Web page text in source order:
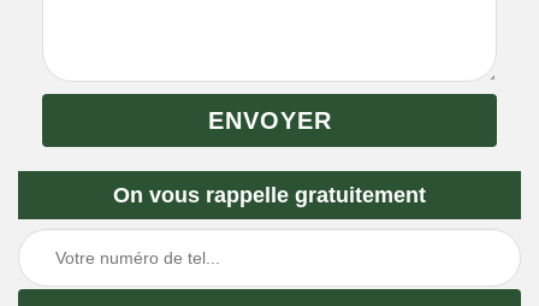
On vous rappelle gratuitement